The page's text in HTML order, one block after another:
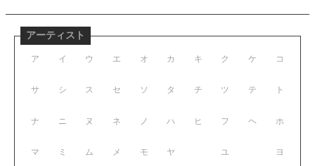
アーティスト
ア イ ウ エ オ
サ シ ス セ ソ
ナ ニ ヌ ネ ノ
マ ミ ム メ モ
カ キ ク ケ コ
タ チ ツ テ ト
ハ ヒ フ ヘ ホ
ヤ ユ ヨ